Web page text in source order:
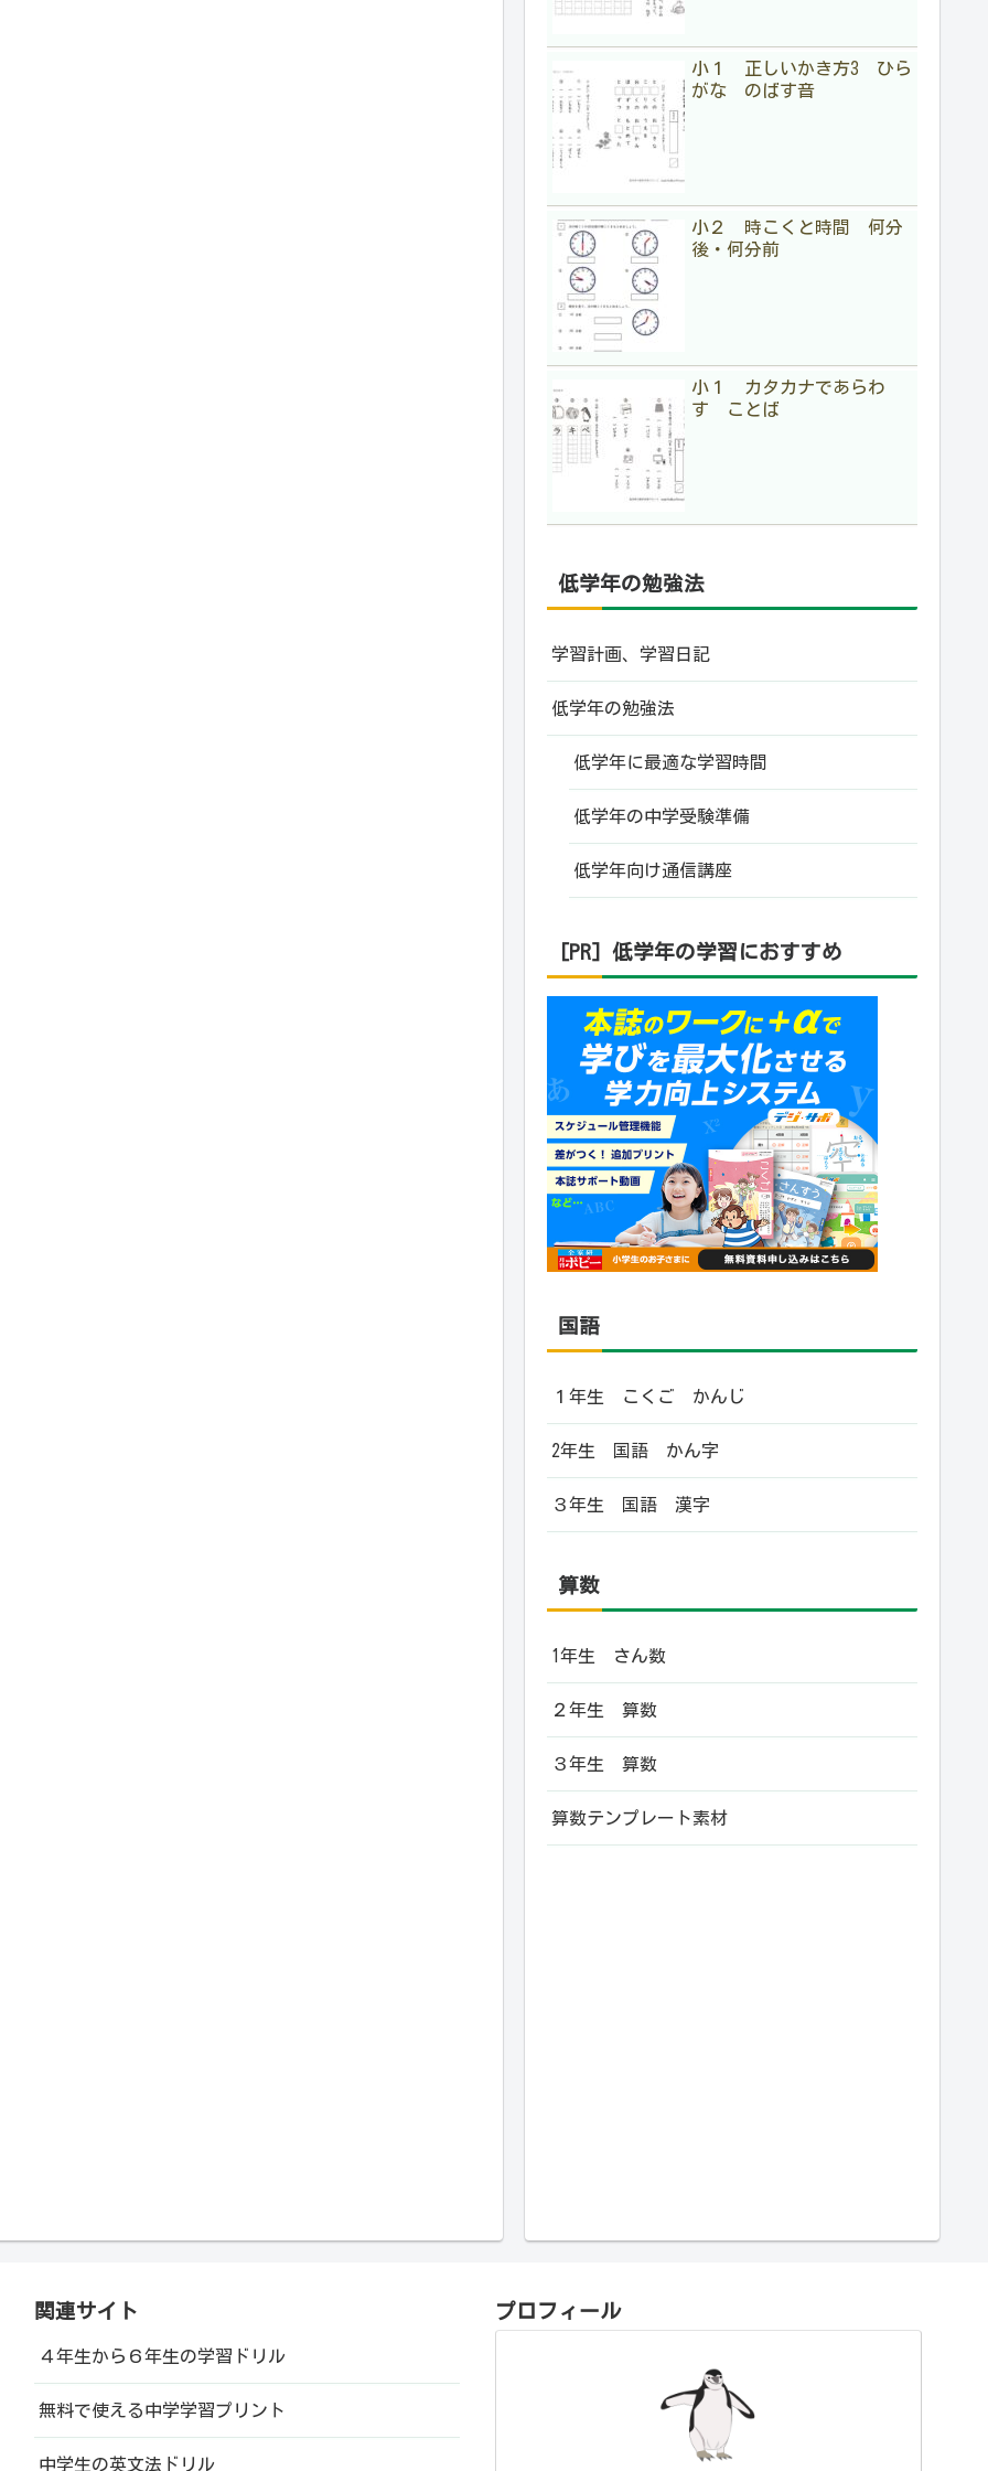
小１ 正しいかき方3 ひら
がな のばす音
小２ 時こくと時間 何分
後・何分前
小１ カタカナであらわ
す ことば
低学年の勉強法
学習計画、学習日記
低学年の勉強法
低学年に最適な学習時間
低学年の中学受験準備
低学年向け通信講座
[PR] 低学年の学習におすすめ
国語
１年生 こくご かんじ
2年生 国語 かん字
３年生 国語 漢字
算数
1年生 さん数
２年生 算数
３年生 算数
算数テンプレート素材
関連サイト
４年生から６年生の学習ドリル
無料で使える中学学習プリント
中学生の英文法ドリル
プロフィール